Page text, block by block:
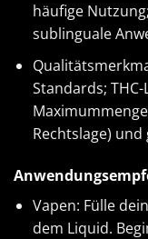
häufige
sublinguale
Standards;
Maximummenge
Rechtslage)
Vapen: Fülle
dem Liquid.